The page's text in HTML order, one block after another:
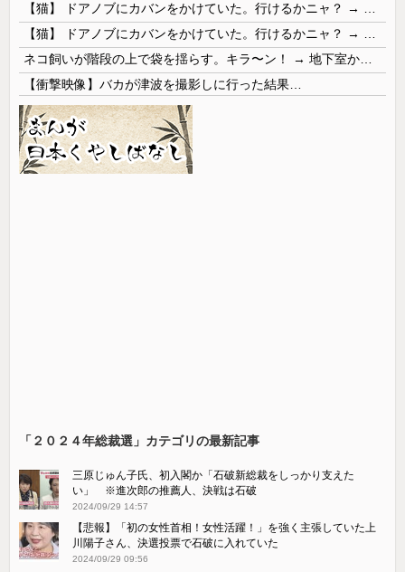
【衝撃映像】バカが津波を撮影しに行った結果…
「２０２４年総裁選」カテゴリの最新記事
三原じゅん子氏、初入閣か「石破新総裁をしっかり支えた
い」 ※進次郎の推薦人、決戦は石破
2024/09/29 14:57
【悲報】「初の女性首相！女性活躍！」を強く主張していた上
川陽子さん、決選投票で石破に入れていた
2024/09/29 09:56